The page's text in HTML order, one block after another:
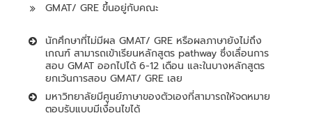
GMAT/ GRE ขึ้นอยู่กับคณะ
นักศึกษาที่ไม่มีผล GMAT/ GRE หรือผลภาษายังไม่ถึง
เกณฑ์ สามารถเข้าเรียนหลักสูตร pathway ซึ่งเลื่อนการ
สอบ GMAT ออกไปได้ 6-12 เดือน และในบางหลักสูตร
ยกเว้นการสอบ GMAT/ GRE เลย
มหาวิทยาลัยมีศูนย์ภาษาของตัวเองที่สามารถให้จดหมาย
ตอบรับแบบมีเงื่อนไขได้